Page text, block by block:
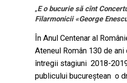
„E o bucurie să cînt
Filarmonicii «George
În Anul Centenar al
Ateneul Român 130 de
întregii stagiuni 2018-
publicului bucureștean o